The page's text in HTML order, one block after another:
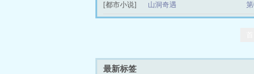
娃
[都市小说] 山洞奇遇
最新标签